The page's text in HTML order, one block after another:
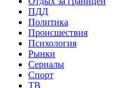
ПДД
Политика
Происшествия
Психология
Рынки
Сериалы
Спорт
ТВ